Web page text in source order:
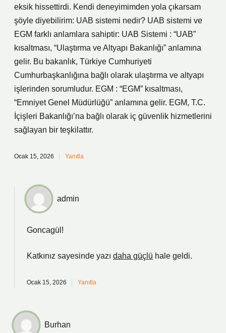
eksik hissettirdi. Kendi deneyimimden yola çıkarsam
şöyle diyebilirim: UAB sistemi nedir? UAB sistemi ve
EGM farklı anlamlara sahiptir: UAB Sistemi : “UAB”
kısaltması, “Ulaştırma ve Altyapı Bakanlığı” anlamına
gelir. Bu bakanlık, Türkiye Cumhuriyeti
Cumhurbaşkanlığına bağlı olarak ulaştırma ve altyapı
işlerinden sorumludur. EGM : “EGM” kısaltması,
“Emniyet Genel Müdürlüğü” anlamına gelir. EGM, T.C.
İçişleri Bakanlığı’na bağlı olarak iç güvenlik hizmetlerini
sağlayan bir teşkilattır.
Ocak 15, 2026 Yanıtla
admin
Goncagül!
Katkınız sayesinde yazı daha güçlü hale geldi.
Ocak 15, 2026 Yanıtla
Burhan